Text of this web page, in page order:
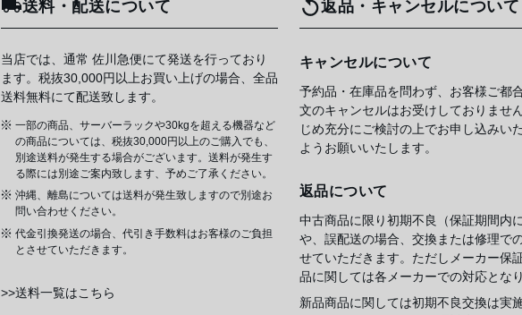
送料・配送について
当店では、通常 佐川急便にて発送を行っており
ます。税抜30,000円以上お買い上げの場合、全品
送料無料にて配送致します。
一部の商品、サーバーラックや30kgを超える機器など
の商品については、税抜30,000円以上のご購入でも、
別途送料が発生する場合がございます。送料が発生す
る際には別途ご案内致します、予めご了承ください。
沖縄、離島については送料が発生致しますので別途お
問い合わせください。
代金引換発送の場合、代引き手数料はお客様のご負担
とさせていただきます。
>>送料一覧はこちら
返品・キャンセルについて
キャンセルについて
予約品・在庫品を問わず、お客様ご都
文のキャンセルはお受けしておりませ
じめ充分にご検討の上でお申し込みい
ようお願いいたします。
返品について
中古商品に限り初期不良（保証期間内に
や、誤配送の場合、交換または修理で
せていただきます。ただしメーカー保
品に関しては各メーカーでの対応となり
新品商品に関しては初期不良交換は実